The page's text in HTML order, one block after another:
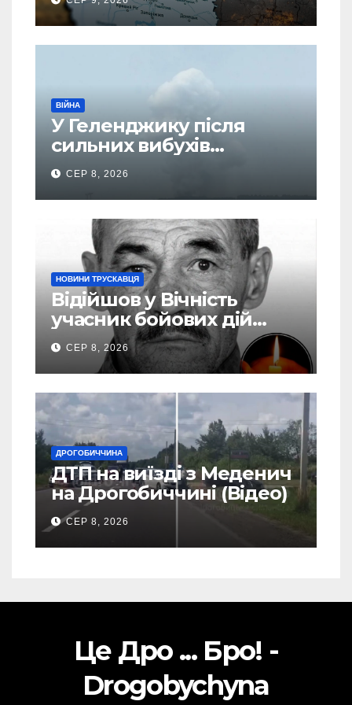
спеціальній зоні – ЗМІ
ВІЙНА
У Геленджику після
сильних вибухів
почалася масова
евакуація
СЕР 8, 2026
НОВИНИ ТРУСКАВЦЯ
Відійшов у Вічність
учасник бойових дій
Василь Іваникович зі
Станилі
СЕР 8, 2026
ДРОГОБИЧЧИНА
ДТП на виїзді з Меденич
на Дрогобиччині (Відео)
СЕР 8, 2026
Це Дро ... Бро! -
Drogobychyna